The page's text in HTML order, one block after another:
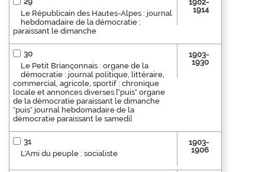
Le Républicain des Hautes-Alpes : journal
hebdomadaire de la démocratie :
paraissant le dimanche
1902-
1914
30
Le Petit Briançonnais : organe de la
démocratie : journal politique, littéraire,
commercial, agricole, sportif : chronique
locale et annonces diverses ["puis" organe
de la démocratie paraissant le dimanche
"puis" journal hebdomadaire de la
démocratie paraissant le samedi]
1903-
1930
31
L'Ami du peuple : socialiste
1903-
1906